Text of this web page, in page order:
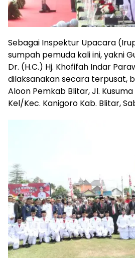
Sebagai Inspektur Upacara
sumpah pemuda kali ini, yakni
Dr. (H.C.) Hj. Khofifah Indar
dilaksanakan secara terpusat,
Aloon Pemkab Blitar, Jl. Kusuma
Kel/Kec. Kanigoro Kab. Blitar,